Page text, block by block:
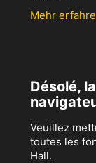
Mehr
Désolé,
Veuillez
toutes les
Hall.